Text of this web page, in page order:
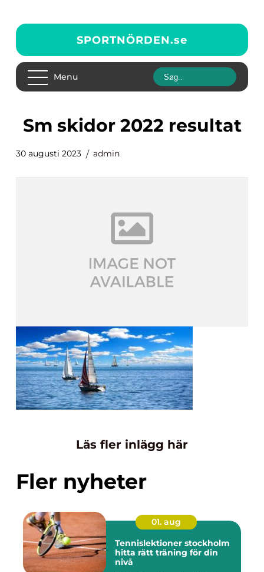
SPORTNÖRDEN.se
Menu
sm skidor 2022 resultat
30 augusti 2023 admin
Läs fler inlägg här
Fler nyheter
01. aug
Tennislektioner stockholm
hitta rätt träning för din
nivå